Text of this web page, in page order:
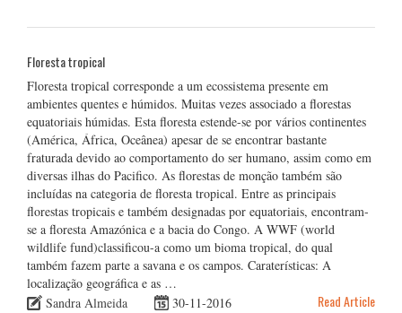
Floresta tropical
Floresta tropical corresponde a um ecossistema presente em
ambientes quentes e húmidos. Muitas vezes associado a florestas
equatoriais húmidas. Esta floresta estende-se por vários continentes
(América, África, Oceânea) apesar de se encontrar bastante
fraturada devido ao comportamento do ser humano, assim como em
diversas ilhas do Pacifico. As florestas de monção também são
incluídas na categoria de floresta tropical. Entre as principais
florestas tropicais e também designadas por equatoriais, encontram-
se a floresta Amazónica e a bacia do Congo. A WWF (world
wildlife fund)classificou-a como um bioma tropical, do qual
também fazem parte a savana e os campos. Caraterísticas: A
localização geográfica e as …
Sandra Almeida
30-11-2016 Read Article